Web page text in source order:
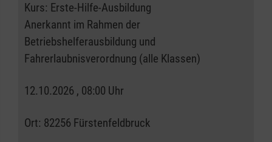
Kurs: Erste-Hilfe-Ausbildung
Anerkannt im Rahmen der
Betriebshelferausbildung und
Fahrerlaubnisverordnung (alle Klassen)
12.10.2026 , 08:00 Uhr
Ort: 82256 Fürstenfeldbruck